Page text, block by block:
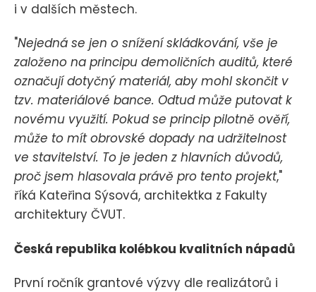
i v dalších městech.
"Nejedná se jen o snížení skládkování, vše je
založeno na principu demoličních auditů, které
označují dotyčný materiál, aby mohl skončit v
tzv. materiálové bance. Odtud může putovat k
novému využití. Pokud se princip pilotně ověří,
může to mít obrovské dopady na udržitelnost
ve stavitelství. To je jeden z hlavních důvodů,
proč jsem hlasovala právě pro tento projekt,"
říká Kateřina Sýsová, architektka z Fakulty
architektury ČVUT.
Česká republika kolébkou kvalitních nápadů
První ročník grantové výzvy dle realizátorů i